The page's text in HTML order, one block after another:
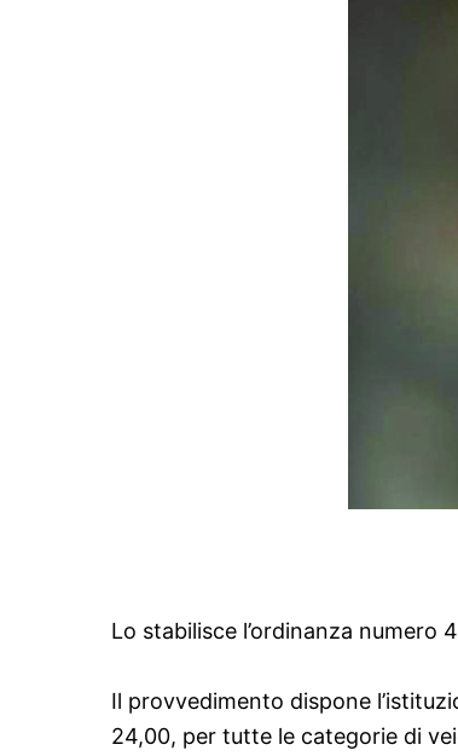
Lo stabilisce l’ordinanza numero
Il provvedimento dispone
24,00, per tutte le categorie di